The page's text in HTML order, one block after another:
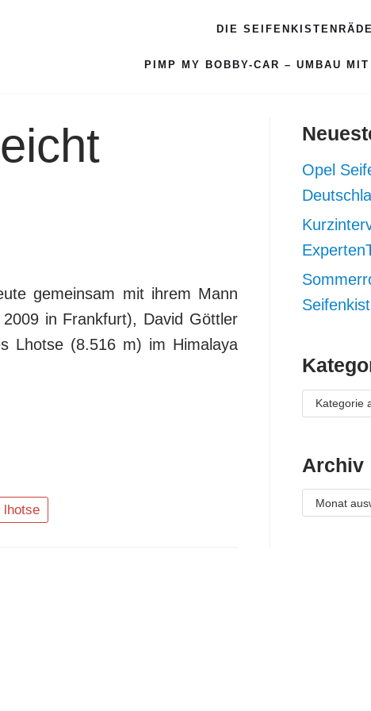
DIE
PIMP MY BOBBY-CAR – UMBAU
gemeinsam mit ihrem Mann
in Frankfurt), David Göttler
Lhotse (8.516 m) im Himalaya
lhotse
Opel
Archiv